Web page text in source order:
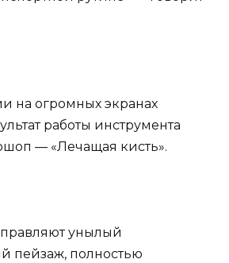
на огромных экранах
работы инструмента
— «Лечащая кисть».
унылый
пейзаж, полностью